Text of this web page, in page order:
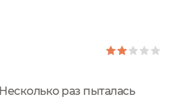
раз пыталась